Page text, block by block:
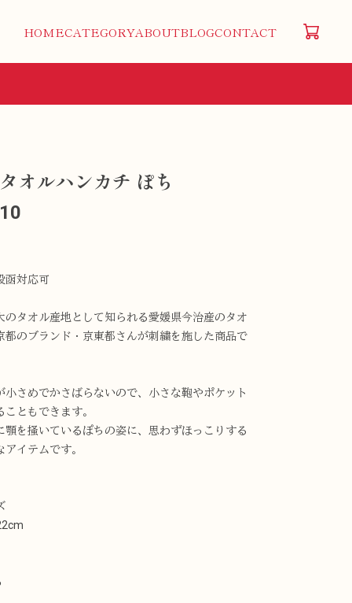
HOMECATEGORYABOUTBLOGCONTACT
オルハンカチ ぽち
函対応可
のタオル産地として知られる愛媛県今治産のタオ
都のブランド・京東都さんが刺繍を施した商品で
小さめでかさばらないので、小さな鞄やポケット
こともできます。
顎を掻いているぽちの姿に、思わずほっこりする
アイテムです。